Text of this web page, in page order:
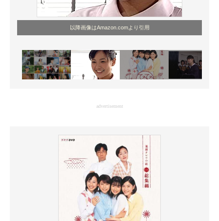
建設×テクノロジーの最前線
ちょっと気になるネットの話題以降画像はAmazon.comより引用
advertisement